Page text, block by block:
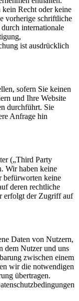
Recht oder keine
vorherige schriftliche
internationale
ist ausdrücklich
sofern Sie keinen
und Ihre Website
durchführt. Sie
Anfrage hin
(„Third Party
Wir haben keine
befürworten keine
deren rechtliche
erfolgt der Zugriff auf
Daten von Nutzern,
dem Nutzer und uns
zwischen einem
wir die notwendigen
übertragen.